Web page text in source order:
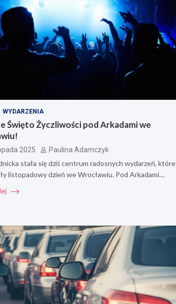
WYDARZENIA
Święto Życzliwości pod Arkadami we
2025 Paulina Adamczyk
stała się dziś centrum radosnych wydarzeń, które
listopadowy dzień we Wrocławiu. Pod Arkadami…